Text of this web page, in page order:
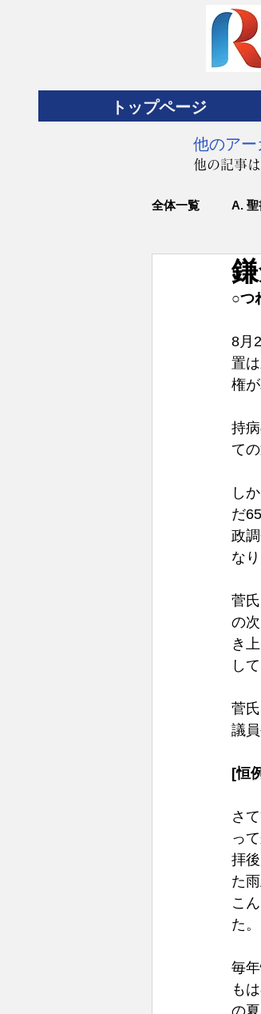
トップページ
他のアー
他の記事
全体一覧 A. 聖
○つ
8月
置
権
持
て
し
だ
政
な
菅
の
き
し
菅
議
[恒
さ
っ
拝
た
こ
た。
毎
も
の